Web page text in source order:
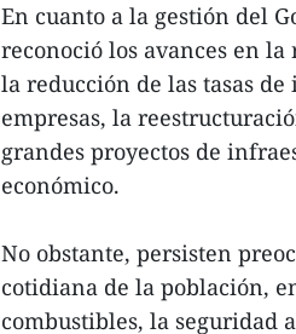
En cuanto a la gestión del
reconoció los avances en
la reducción de las tasas
empresas, la
grandes proyectos de
económico.
No obstante, persisten
cotidiana de la población,
combustibles, la seguridad